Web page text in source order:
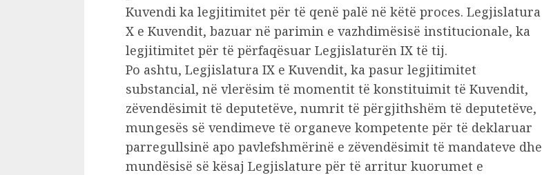
Kuvendi ka legjitimitet për të qenë palë në këtë proces. Legjislatura
X e Kuvendit, bazuar në parimin e vazhdimësisë institucionale, ka
legjitimitet për të përfaqësuar Legjislaturën IX të tij.
Po ashtu, Legjislatura IX e Kuvendit, ka pasur legjitimitet
substancial, në vlerësim të momentit të konstituimit të Kuvendit,
zëvendësimit të deputetëve, numrit të përgjithshëm të deputetëve,
mungesës së vendimeve të organeve kompetente për të deklaruar
parregullsinë apo pavlefshmërinë e zëvendësimit të mandateve dhe
mundësisë së kësaj Legjislature për të arritur kuorumet e